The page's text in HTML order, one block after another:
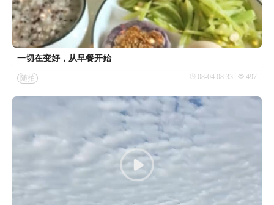
一切在变好，从早餐开始
随拍 08-04 08:33 497